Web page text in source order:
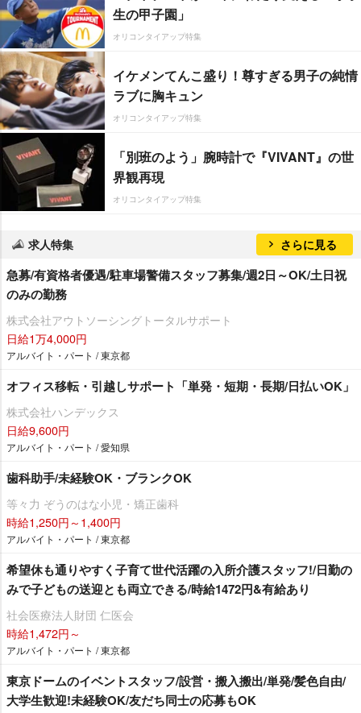
生の甲子園」
オリコンタイアップ特集
イケメンてんこ盛り！尊すぎる男子の純情
ラブに胸キュン
オリコンタイアップ特集
「別班のよう」腕時計で『VIVANT』の世
界観再現
オリコンタイアップ特集
求人特集 さらに見る
急募/有資格者優遇/駐車場警備スタッフ募集/週2日～OK/土日祝
のみの勤務
株式会社アウトソーシングトータルサポート
日給1万4,000円
アルバイト・パート / 東京都
オフィス移転・引越しサポート「単発・短期・長期/日払いOK」
株式会社ハンデックス
日給9,600円
アルバイト・パート / 愛知県
歯科助手/未経験OK・ブランクOK
等々力 ぞうのはな小児・矯正歯科
時給1,250円～1,400円
アルバイト・パート / 東京都
希望休も通りやすく子育て世代活躍の入所介護スタッフ!/日勤の
みで子どもの送迎とも両立できる/時給1472円&有給あり
社会医療法人財団 仁医会
時給1,472円～
アルバイト・パート / 東京都
東京ドームのイベントスタッフ/設営・搬入搬出/単発/髪色自由/
大学生歓迎!未経験OK/友だち同士の応募もOK